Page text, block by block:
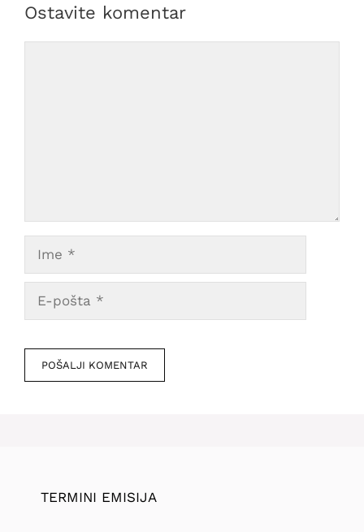
Ostavite komentar
pošta
mesto
TERMINI EMISIJA